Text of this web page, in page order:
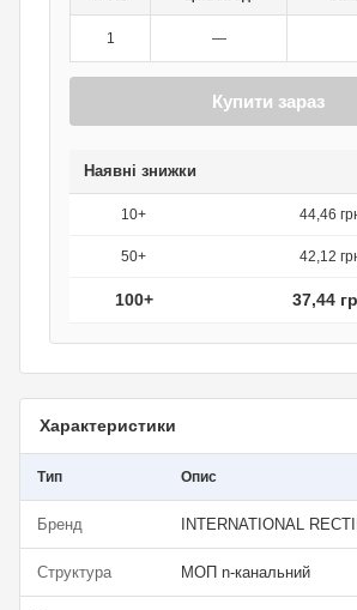
1 —
Купити зараз
Наявні знижки
10+ 44,46
50+ 42,12
100+ 37,44
Характеристики
Тип Опис
Бренд INTERNATIONAL
Структура МОП n-канальний